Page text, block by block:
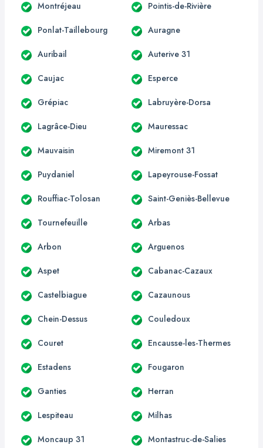
Montréjeau Pointis-de-Rivière
Ponlat-Taillebourg Auragne
Auribail Auterive 31
Caujac Esperce
Grépiac Labruyère-Dorsa
Lagrâce-Dieu Mauressac
Mauvaisin Miremont 31
Puydaniel Lapeyrouse-Fossat
Rouffiac-Tolosan Saint-Geniès-Bellevue
Tournefeuille Arbas
Arbon Arguenos
Aspet Cabanac-Cazaux
Castelbiague Cazaunous
Chein-Dessus Couledoux
Couret Encausse-les-Thermes
Estadens Fougaron
Ganties Herran
Lespiteau Milhas
Moncaup 31 Montastruc-de-Salies